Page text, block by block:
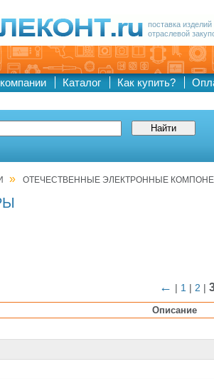
поставка
отраслевой
Каталог Как купить?
» ОТЕЧЕСТВЕННЫЕ ЭЛЕКТРОННЫЕ
← | 1 |2 |
Описание